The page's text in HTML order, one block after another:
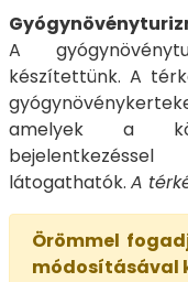
A
készítettünk. A
amelyek a
látogathatók. A
Örömmel
módosításával